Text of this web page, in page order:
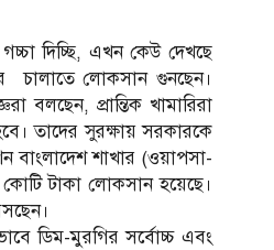
দিচ্ছি, এখন কেউ দেখছে
চালাতে লোকসান গুনছেন।
বলছেন, প্রান্তিক খামারিরা
তাদের সুরক্ষায় সরকারকে
বাংলাদেশ শাখার (ওয়াপসা-
টাকা লোকসান হয়েছে।
ডিম-মুরগির সর্বোচ্চ এবং